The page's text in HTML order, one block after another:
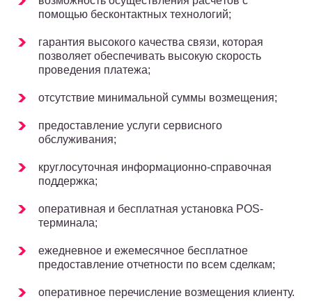
помощью бесконтактных технологий;
гарантия высокого качества связи, которая
позволяет обеспечивать высокую скорость
проведения платежа;
отсутствие минимальной суммы возмещения;
предоставление услуги сервисного
обслуживания;
круглосуточная информационно-справочная
поддержка;
оперативная и бесплатная установка POS-
терминала;
ежедневное и ежемесячное бесплатное
предоставление отчетности по всем сделкам;
оперативное перечисление возмещения клиенту.